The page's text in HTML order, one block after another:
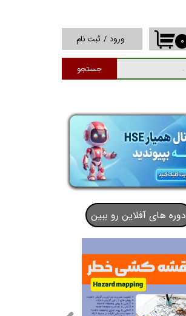
جستجو
۰ ورود / ثبت نام
حساب کاربری من
تغییر گذر واژه
خروج از حساب
کاربری
دوره های آفلاین رو ببین